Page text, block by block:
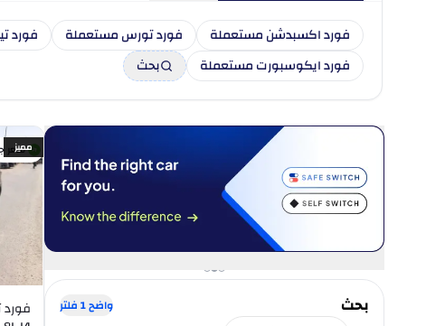
فورد اكسبدشن مستعملة فورد تورس مستعملة فورد
فورد ايكوسبورت مستعملة
بحث
بحث واضح1فلتر
سعر
مميز